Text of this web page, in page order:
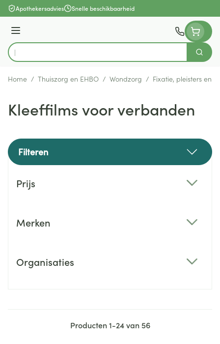
Ga naar de inhoud
Apothekersadvies Snelle beschikbaarheid
Menu
Product, merk, categorie...
Zoek
Home / Thuiszorg en EHBO / Wondzorg / Fixatie, pleisters en
Kleeffilms voor verbanden
Filteren
Prijs
Merken
Organisaties
Producten1-24van56